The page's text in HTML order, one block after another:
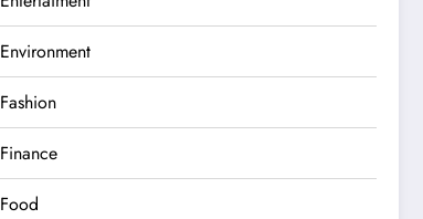
Environment
Fashion
Finance
Food